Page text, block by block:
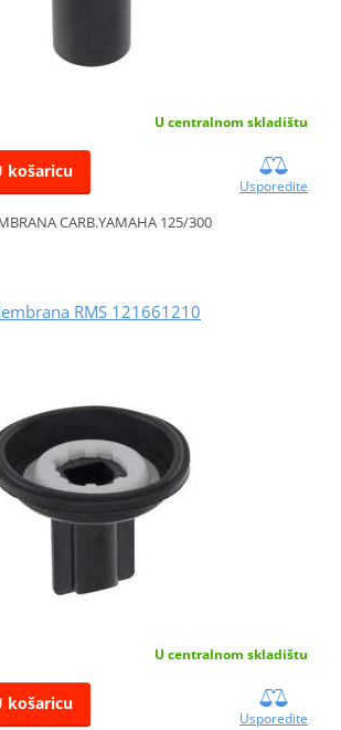
U centralnom skladištu
košaricu
Usporedite
CARB.YAMAHA 125/300
RMS 121661210
U centralnom skladištu
košaricu
Usporedite